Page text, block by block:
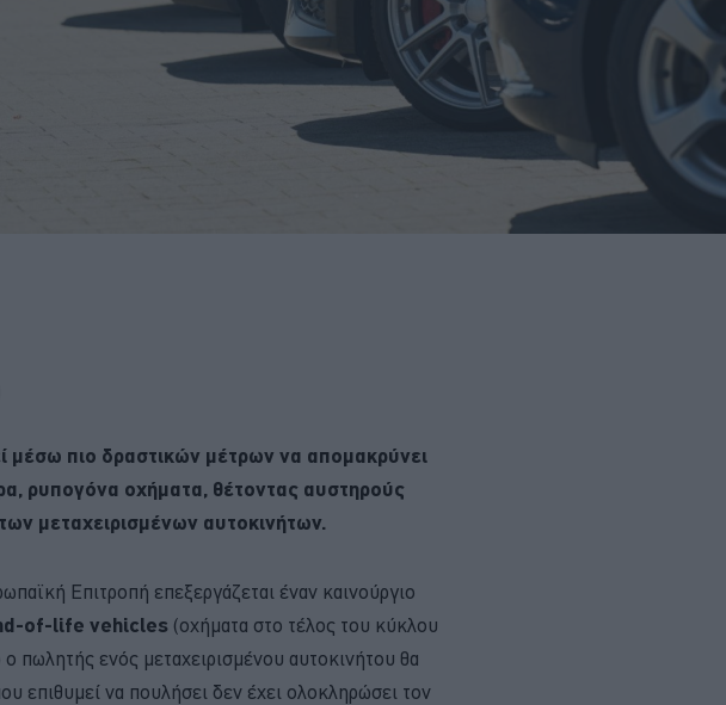
μέσω πιο δραστικών μέτρων να απομακρύνει
ρυπογόνα οχήματα, θέτοντας αυστηρούς
μεταχειρισμένων αυτοκινήτων.
Επιτροπή επεξεργάζεται έναν καινούργιο
of-life vehicles (οχήματα στο τέλος του κύκλου
πωλητής ενός μεταχειρισμένου αυτοκινήτου θα
επιθυμεί να πουλήσει δεν έχει ολοκληρώσει τον